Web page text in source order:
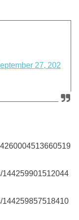
27, 202
144259901512044
144259857518410